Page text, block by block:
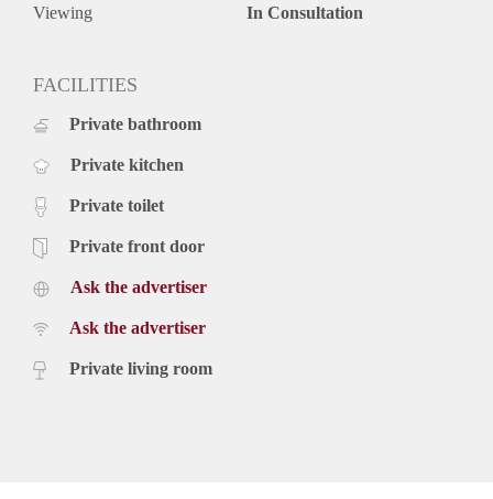
Viewing In Consultation
FACILITIES
Private bathroom
Private kitchen
Private toilet
Private front door
Ask the advertiser
Ask the advertiser
Private living room